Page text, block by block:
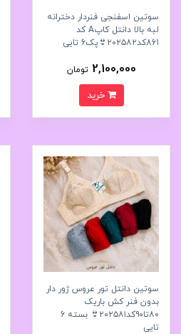
سوتین اسفنجی فنردار دخترانه
لبه بالا دانتل کاپA کد
861کد۲۰۲۵۸۲👙پک6 تايی
2,100,000 تومان
خرید
سوتین دانتل تور عروس ژور دار
بدون فنر کش باریک
۸۰تا۹۰کد۲۰۲۵۸۱👙 بسته 6
تایی